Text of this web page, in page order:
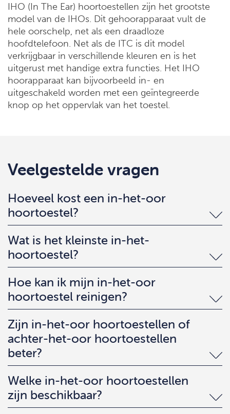
IHO (In The Ear) hoortoestellen zijn het grootste
model van de IHOs. Dit gehoorapparaat vult de
hele oorschelp, net als een draadloze
hoofdtelefoon. Net als de ITC is dit model
verkrijgbaar in verschillende kleuren en is het
uitgerust met handige extra functies. Het IHO
hoorapparaat kan bijvoorbeeld in- en
uitgeschakeld worden met een geïntegreerde
knop op het oppervlak van het toestel.
Veelgestelde vragen
Hoeveel kost een in-het-oor
hoortoestel?
Wat is het kleinste in-het-
hoortoestel?
Hoe kan ik mijn in-het-oor
hoortoestel reinigen?
Zijn in-het-oor hoortoestellen of
achter-het-oor hoortoestellen
beter?
Welke in-het-oor hoortoestellen
zijn beschikbaar?